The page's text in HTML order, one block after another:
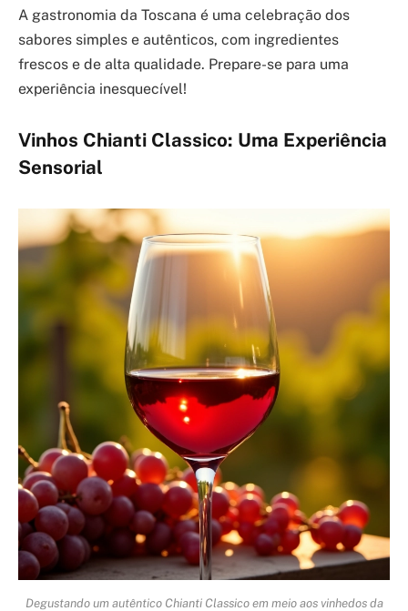
A gastronomia da Toscana é uma celebração dos
sabores simples e autênticos, com ingredientes
frescos e de alta qualidade. Prepare-se para uma
experiência inesquecível!
Vinhos Chianti Classico: Uma Experiência
Sensorial
Degustando um autêntico Chianti Classico em meio aos vinhedos da